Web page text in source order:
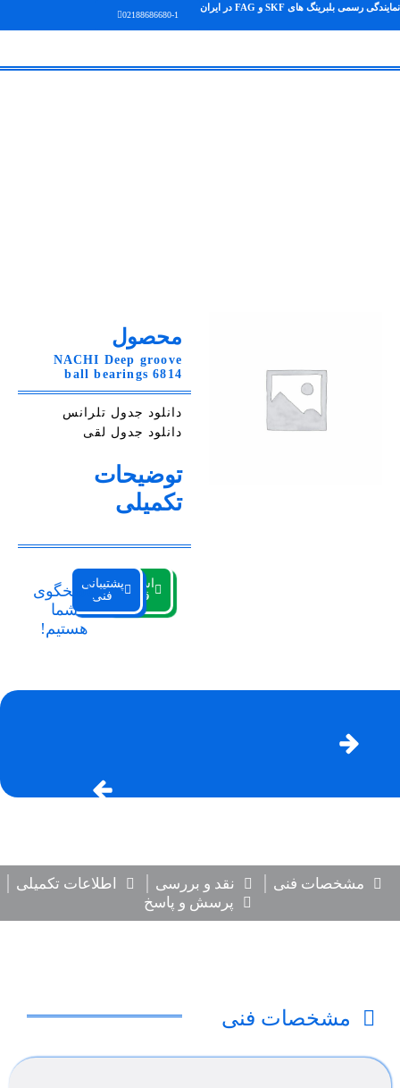
نمایندگی رسمی بلبرینگ های SKF و FAG در ایران
02188686680-1
محصول
NACHI Deep groove
ball bearings 6814
دانلود جدول تلرانس
دانلود جدول لقی
توضیحات
تکمیلی
استعلام
قیمت
پشتیبانی
فنیپاسخگوی
شما
هستیم!
مشخصات فنی نقد و بررسی
اطلاعات تکمیلی
پرسش و پاسخ
مشخصات فنی